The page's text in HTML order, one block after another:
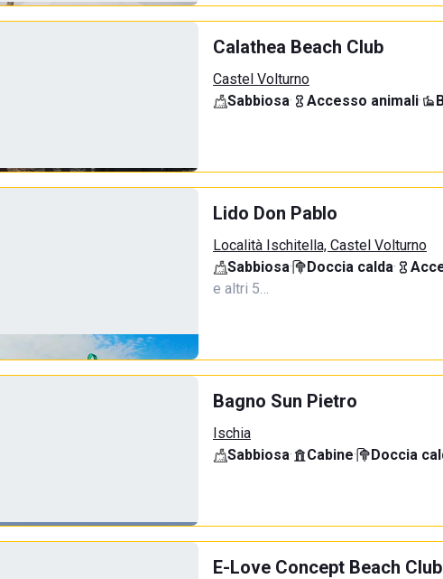
Calathea Beach Club
Castel Volturno
Sabbiosa· Accesso animali·
Lido Don Pablo
Località Ischitella, Castel Volturno
Sabbiosa· Doccia calda·
e altri 5…
Bagno Sun Pietro
Ischia
Sabbiosa· Cabine· Doccia
E-Love Concept Beach Club